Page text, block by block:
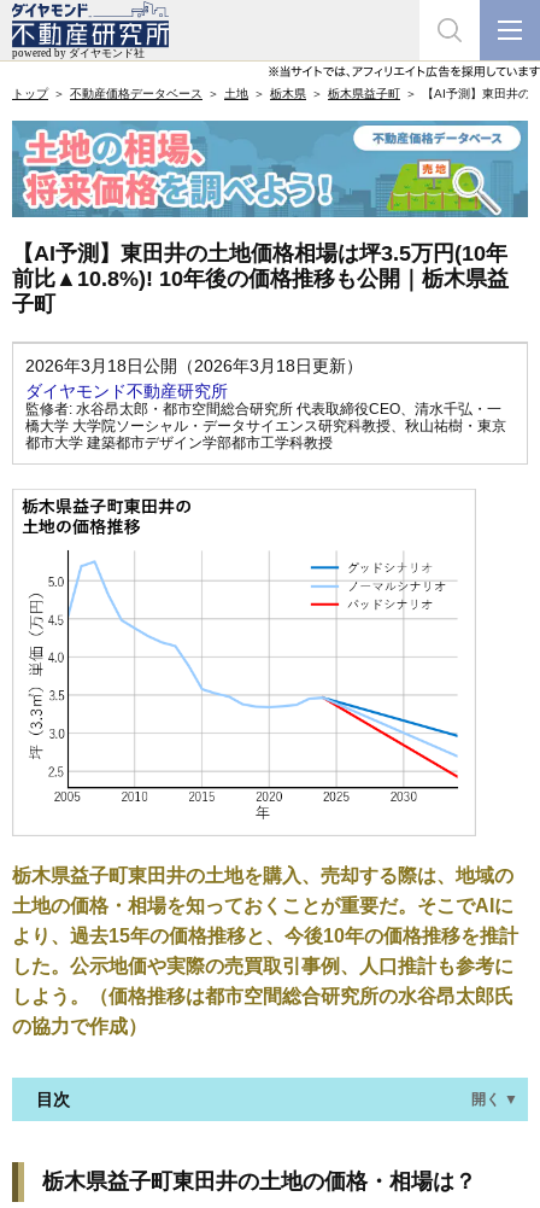
トップ 不動産価格データベース 土地 栃木県 栃木県益子町 【AI予測】東田井
【AI予測】東田井の土地価格相場は坪3.5万円(10年
前比▲10.8%)! 10年後の価格推移も公開｜栃木県益
子町
2026年3月18日公開（2026年3月18日更新）
ダイヤモンド不動産研究所
監修者: 水谷昂太郎・都市空間総合研究所 代表取締役CEO、 清水千弘・一
橋大学 大学院ソーシャル・データサイエンス研究科教授、 秋山祐樹・東京
都市大学 建築都市デザイン学部都市工学科教授
栃木県益子町東田井の土地を購入、売却する際は、地域の
土地の価格・相場を知っておくことが重要だ。そこでAIに
より、過去15年の価格推移と、今後10年の価格推移を推計
した。公示地価や実際の売買取引事例、人口推計も参考に
しよう。（価格推移は都市空間総合研究所の水谷昂太郎氏
の協力で作成）
目次 開く ▼
現在の価格は、3.5万円／坪（10年前比▲10.8%）
栃木県益子町東田井の土地の価格・相場は？